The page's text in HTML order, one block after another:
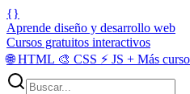
{}
Aprende diseño y desarrollo web
Cursos gratuitos interactivos
🌐HTML 🎨 CSS ⚡ JS + Más